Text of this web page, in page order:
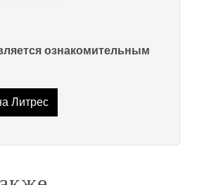
ознакомительным
Литрес